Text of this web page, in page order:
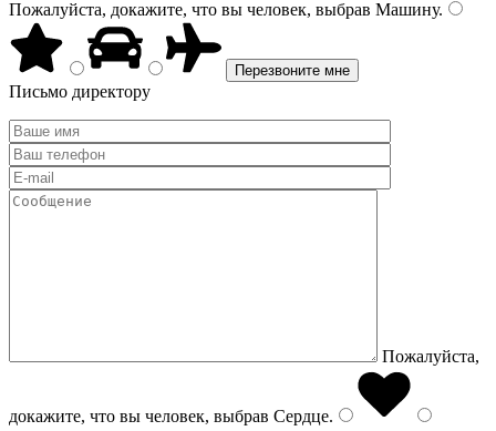
Пожалуйста, докажите, что вы человек, выбрав Машину.
Письмо директору
Пожалуйста,
докажите, что вы человек, выбрав Сердце.